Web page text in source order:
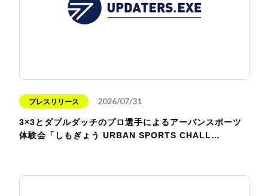
プレスリリース 2026/07/31
3×3とダブルダッチのプロ選手によるアーバンスポーツ
体験会「しもぎょう URBAN SPORTS CHALL…